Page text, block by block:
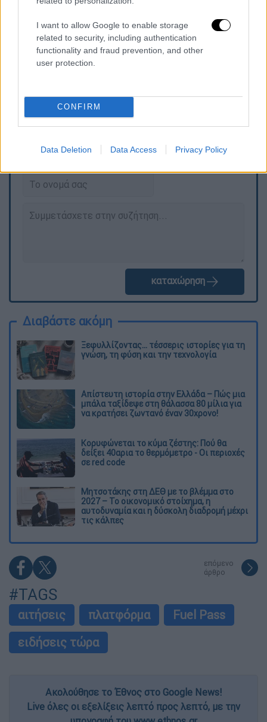
I want to allow Google to enable storage
related to security, including authentication
functionality and fraud prevention, and other
user protection.
CONFIRM
Data Deletion Data Access Privacy Policy
Προσοχή:Η επιλογή της ψηφιακής
χρεωστικής κάρτας δίνει σταθερά 10 ευρώ
ΕΘΝΟΣ θα παρεμβαίνει και τα προσβλητικά σχόλια θα
καταχώρηση
Διαβάστε ακόμη
Ξεφυλλίζοντας... τέσσερις ιστορίες για τη
γνώση, τη φύση και την τεχνολογία
Απίστευτη ιστορία στην Ελλάδα – Πώς μια
μπάλα ταξίδεψε στη θάλασσα 80 μίλια για
να κρατήσει ζωντανό έναν 30χρονο!
Κορυφώνεται το κύμα ζέστης: Πού θα
δείξει 40αρια το θερμόμετρο - Οι περιοχές
σε red code
Μητσοτάκης στη ΔΕΘ με το βλέμμα στο
2027 – Το οικονομικό στοίχημα, η
αυτοδυναμία και η δύσκολη διαδρομή μέχρι
τις κάλπες
επόμενο
άρθρο
#TAGS
αιτήσεις πλατφόρμα
Fuel Pass
ειδήσεις τώρα
Ακολούθησε το Έθνος στο Google News!
Live όλες οι εξελίξεις λεπτό προς λεπτό, με την